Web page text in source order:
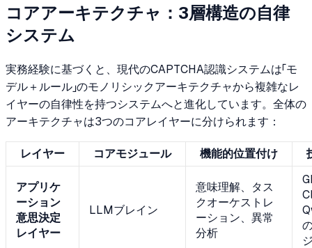
コアアーキテクチャ：3層構造の自律
システム
実務経験に基づくと、現代のCAPTCHA認識システムは「モ
デル＋ルール」のモノリシックアーキテクチャから複雑なレ
イヤーの自律性を持つシステムへと進化しています。全体の
アーキテクチャは3つのコアレイヤーに分けられます：
レイヤー コアモジュール 機能的位置付け
アプリケ
ーション
意思決定
レイヤー
LLMブレイン
意味理解、タス
クオーケストレ
ーション、異常
分析